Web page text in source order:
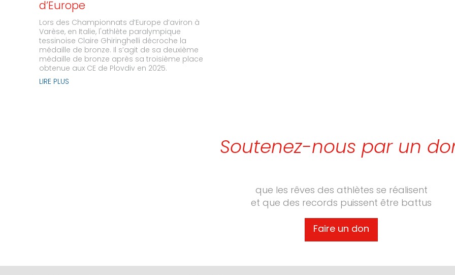
d’Europe
Lors des Championnats d’Europe d’aviron à
Varèse, en Italie, l'athlète paralympique
tessinoise Claire Ghiringhelli décroche la
médaille de bronze. Il s’agit de sa deuxième
médaille de bronze après sa troisième place
obtenue aux CE de Plovdiv en 2025.
LIRE PLUS
Soutenez-nous par un
que les rêves des athlètes se réalisent
et que des records puissent être battus
Faire un don